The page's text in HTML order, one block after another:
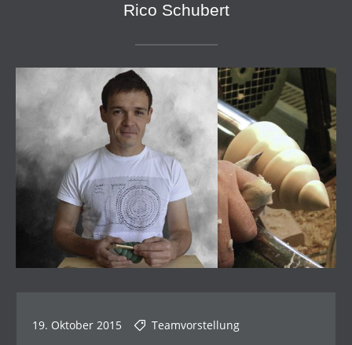
Rico Schubert
19. Oktober 2015 Teamvorstellung